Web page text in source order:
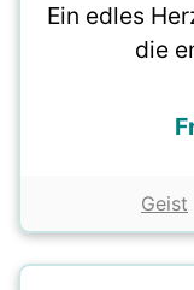
Ein edles
die
Geist